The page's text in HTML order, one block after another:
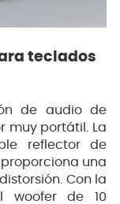
teclados
de audio de
muy portátil. La
reflector de
una
Con la
woofer de 10